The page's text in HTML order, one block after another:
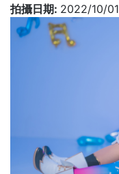
拍攝日期: 2022/10/01